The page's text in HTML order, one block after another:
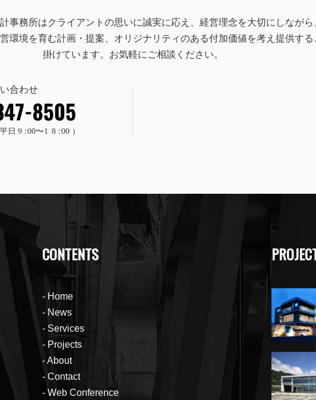
事務所はクライアントの思いに誠実に応え、経営理念を大切にしなが
環境を育む計画・提案、オリジナリティのある付加価値を考え提供す
掛けています。お気軽にご相談ください。
合わせ
CONTENTS
Home
News
Services
Projects
About
Contact
Web Conference